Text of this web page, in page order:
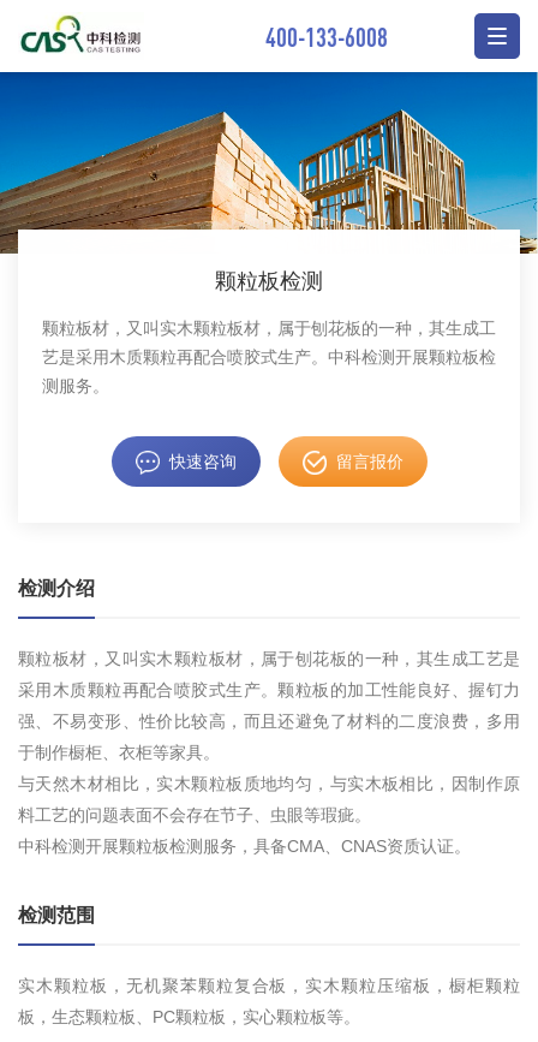
400-133-6008
颗粒板检测
颗粒板材，又叫实木颗粒板材，属于刨花板的一种，其生成工
艺是采用木质颗粒再配合喷胶式生产。中科检测开展颗粒板检
测服务。
快速咨询 留言报价
检测介绍
颗粒板材，又叫实木颗粒板材，属于刨花板的一种，其生成工艺是
采用木质颗粒再配合喷胶式生产。颗粒板的加工性能良好、握钉力
强、不易变形、性价比较高，而且还避免了材料的二度浪费，多用
于制作橱柜、衣柜等家具。
与天然木材相比，实木颗粒板质地均匀，与实木板相比，因制作原
料工艺的问题表面不会存在节子、虫眼等瑕疵。
中科检测开展颗粒板检测服务，具备CMA、CNAS资质认证。
检测范围
实木颗粒板，无机聚苯颗粒复合板，实木颗粒压缩板，橱柜颗粒
板，生态颗粒板、PC颗粒板，实心颗粒板等。